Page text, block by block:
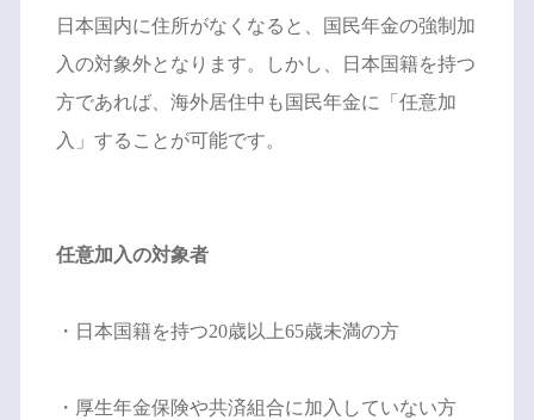
日本国内に住所がなくなると、国民年金の強制加
入の対象外となります。しかし、日本国籍を持つ
方であれば、海外居住中も国民年金に「任意加
入」することが可能です。
任意加入の対象者
・日本国籍を持つ20歳以上65歳未満の方
・厚生年金保険や共済組合に加入していない方